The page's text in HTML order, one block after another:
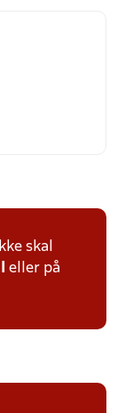
skal
eller på